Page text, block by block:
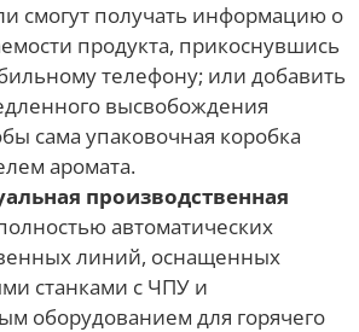
смогут получать информацию о
продукта, прикоснувшись
телефону; или добавить
высвобождения
сама упаковочная коробка
аромата.
производственная
автоматических
линий, оснащенных
станками с ЧПУ и
оборудованием для горячего